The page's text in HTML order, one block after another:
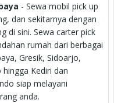
- Sewa mobil pick up
dan sekitarnya dengan
di sini. Sewa carter pick
rumah dari berbagai
Gresik, Sidoarjo,
Kediri dan
siap melayani
anda.